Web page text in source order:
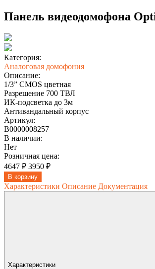
Панель видеодомофона
Категория:
Аналоговая домофония
Описание:
1/3” CMOS цветная
Разрешение 700 ТВЛ
ИК-подсветка до 3м
Антивандальный корпус
Артикул:
В0000008257
В наличии:
Нет
Розничная цена:
4647 ₽ 3950 ₽
В корзину
Характеристики Описание Документация
Характеристики